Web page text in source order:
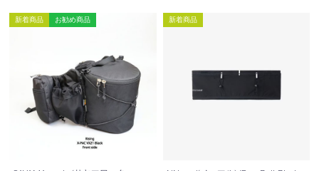
新着商品 お勧め商品 新着商品